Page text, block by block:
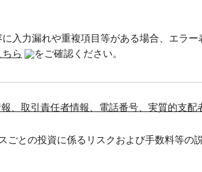
入力漏れや重複項目等がある場合、エラ
ちら をご確認ください。
、取引責任者情報、電話番号、実質的支配
ごとの投資に係るリスクおよび手数料等の